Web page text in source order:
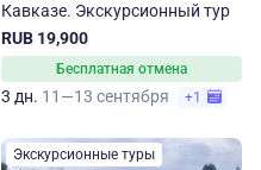
Кавказе. Экскурсионный тур
RUB 19,900
Бесплатная отмена
3 дн. 11—13 сентября +1
Экскурсионные туры